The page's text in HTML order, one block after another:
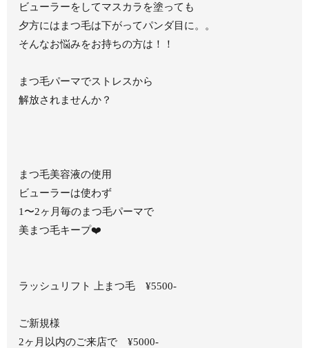
ビューラーをしてマスカラを塗っても
夕方にはまつ毛は下がってパンダ目に。。
そんなお悩みをお持ちの方は！！
まつ毛パーマでストレスから
解放されませんか？
まつ毛美容液の使用
ビューラーは使わず
1〜2ヶ月毎のまつ毛パーマで
美まつ毛キープ❤️
ラッシュリフト 上まつ毛 ¥5500-
ご新規様
2ヶ月以内のご来店で ¥5000-